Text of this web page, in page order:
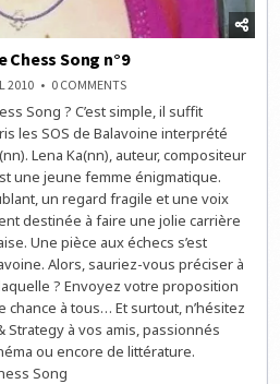
Chess Song n°9
2010 0 COMMENTSON
&
MUSIQUE
:
MARIE
CHESS
SONG
Song ? C’est simple, il suffit
les SOS de Balavoine interprété
Lena Ka(nn), auteur, compositeur
une jeune femme énigmatique.
un regard fragile et une voix
destinée à faire une jolie carrière
Une pièce aux échecs s’est
Alors, sauriez-vous préciser à
? Envoyez votre proposition
chance à tous… Et surtout, n’hésitez
Strategy à vos amis, passionnés
ou encore de littérature.
Song